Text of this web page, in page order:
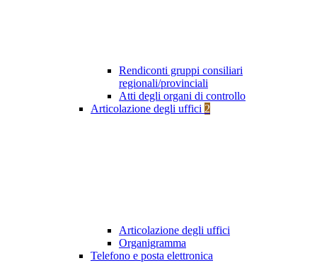
Rendiconti gruppi consiliari
regionali/provinciali
Atti degli organi di controllo
Articolazione degli uffici 2
Articolazione degli uffici
Organigramma
Telefono e posta elettronica